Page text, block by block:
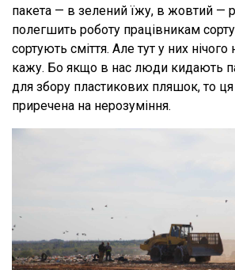
пакета — в зелений їжу, в жовтий —
полегшить роботу працівникам
сортують сміття. Але тут у них
кажу. Бо якщо в нас люди кидають
для збору пластикових пляшок, то ця
приречена на нерозуміння.